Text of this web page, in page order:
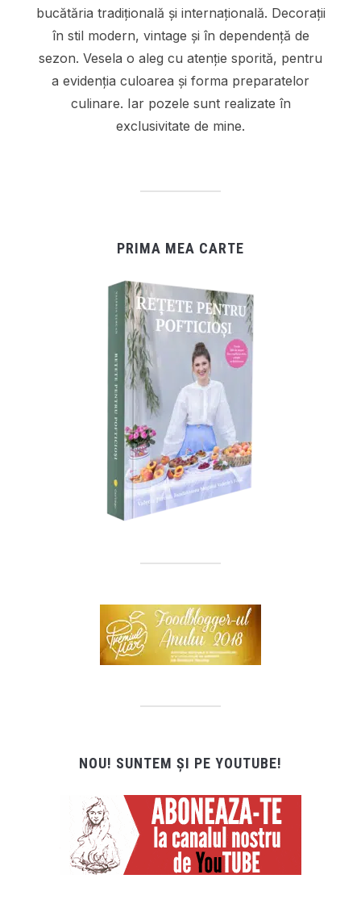
bucătăria tradițională și internațională. Decorații
în stil modern, vintage și în dependență de
sezon. Vesela o aleg cu atenție sporită, pentru
a evidenția culoarea și forma preparatelor
culinare. Iar pozele sunt realizate în
exclusivitate de mine.
PRIMA MEA CARTE
NOU! SUNTEM ȘI PE YOUTUBE!